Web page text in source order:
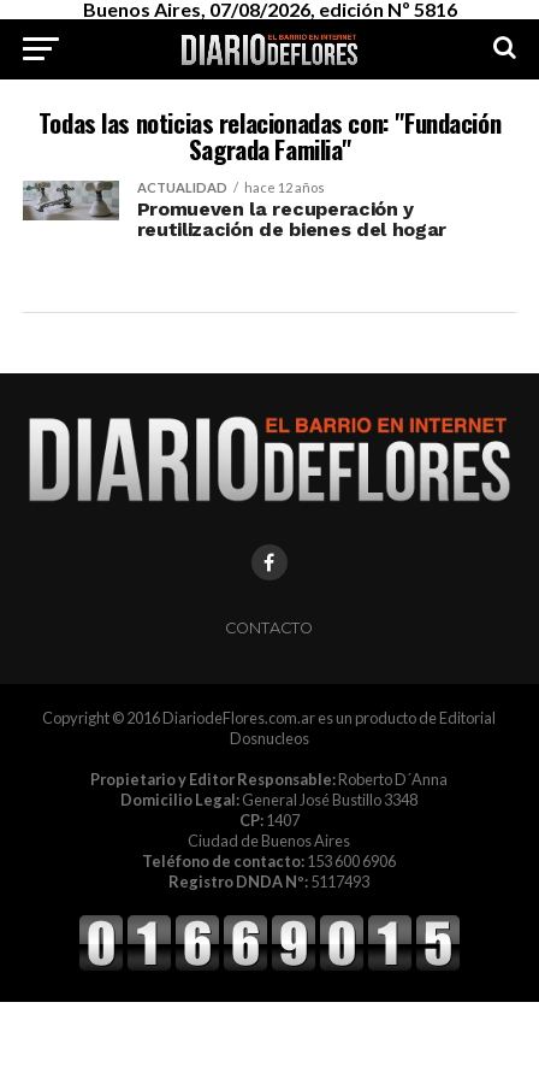
Buenos Aires, 07/08/2026, edición Nº 5816
Todas las noticias relacionadas con: "Fundación
Sagrada Familia"
ACTUALIDAD hace 12 años
Promueven la recuperación y
reutilización de bienes del hogar
CONTACTO
Copyright © 2016 DiariodeFlores.com.ar es un producto de Editorial
Dosnucleos
Propietario y Editor Responsable:Roberto D´Anna
Domicilio Legal:General José Bustillo 3348
CP:1407
Ciudad de Buenos Aires
Teléfono de contacto:153 600 6906
Registro DNDA Nº:5117493